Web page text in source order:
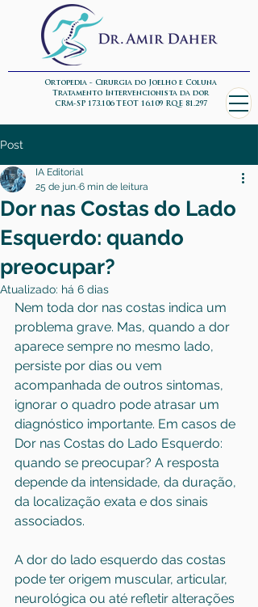
Ortopedia - Cirurgia do Joelho e Coluna
Tratamento Intervencionista da dor
CRM-SP 173.106 TEOT 16.109 RQE 81.297
Post
Dor nas Costas do Lado
Esquerdo: quando
preocupar?
IA Editorial
25 de jun.6 min de leitura
Atualizado: há 6 dias
Nem toda dor nas costas indica um
problema grave. Mas, quando a dor
aparece sempre no mesmo lado,
persiste por dias ou vem
acompanhada de outros sintomas,
ignorar o quadro pode atrasar um
diagnóstico importante. Em casos de
Dor nas Costas do Lado Esquerdo:
quando se preocupar? A resposta
depende da intensidade, da duração,
da localização exata e dos sinais
associados.
A dor do lado esquerdo das costas
pode ter origem muscular, articular,
neurológica ou até refletir alterações